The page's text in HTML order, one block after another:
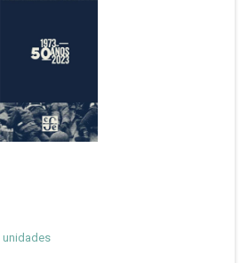
unidades